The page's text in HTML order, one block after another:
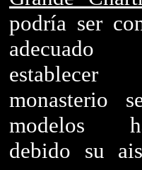
podría ser
monasterio
modelos
debido su